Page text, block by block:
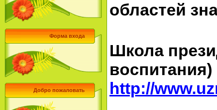
Форма входа
Добро пожаловать
областей
Школа
воспитания)
http://